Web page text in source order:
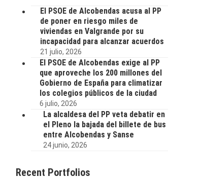
El PSOE de Alcobendas acusa al PP
de poner en riesgo miles de
viviendas en Valgrande por su
incapacidad para alcanzar acuerdos
21 julio, 2026
El PSOE de Alcobendas exige al PP
que aproveche los 200 millones del
Gobierno de España para climatizar
los colegios públicos de la ciudad
6 julio, 2026
La alcaldesa del PP veta debatir en
el Pleno la bajada del billete de bus
entre Alcobendas y Sanse
24 junio, 2026
Recent Portfolios